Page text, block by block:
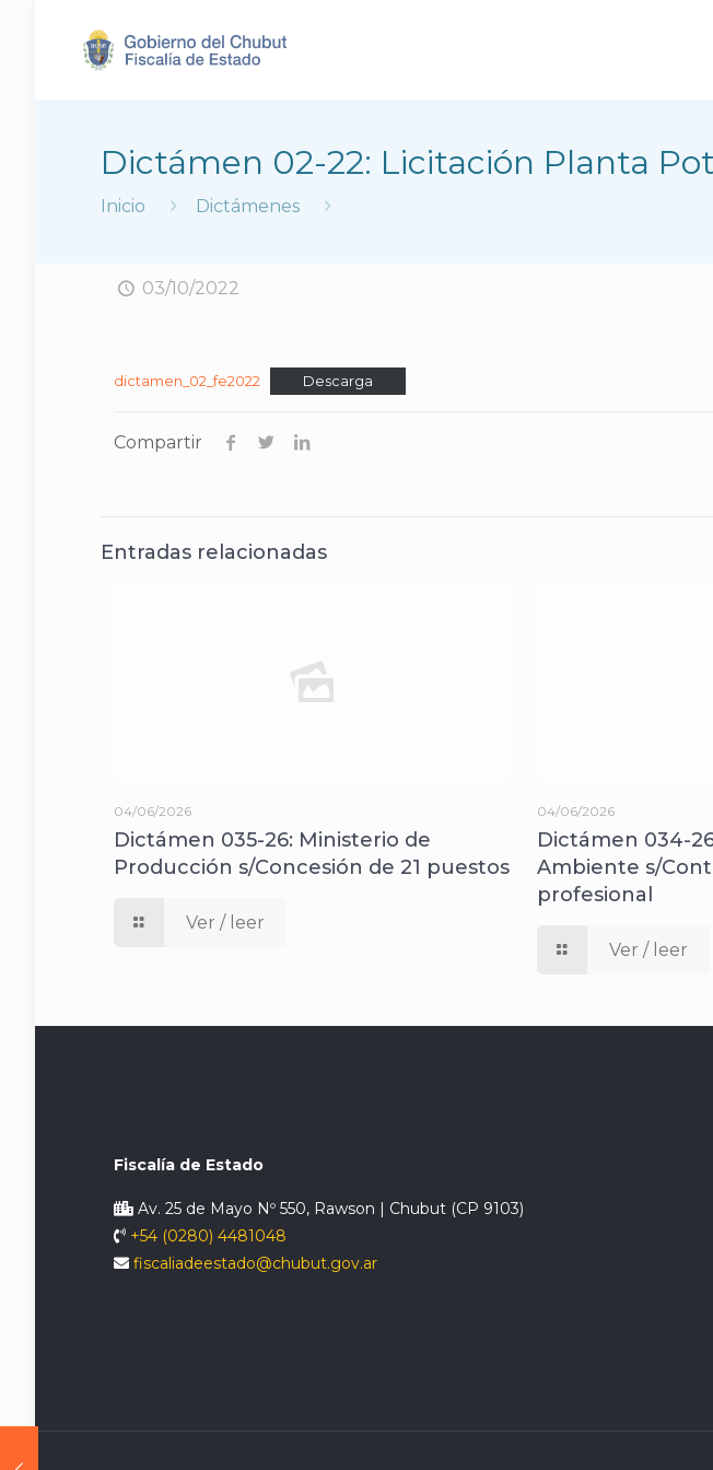
Dictámen 02-22: Licitación Planta
Inicio Dictámenes
03/10/2022
dictamen_02_fe2022 Descarga
Compartir
Entradas relacionadas
04/06/2026
Dictámen 035-26: Ministerio de
Producción s/Concesión de 21 puestos
Ver / leer
04/06/2026
Dictámen 034-
Ambiente s/
profesional
Ver / leer
Fiscalía de Estado
Av. 25 de Mayo Nº 550, Rawson | Chubut (CP 9103)
+54 (0280) 4481048
fiscaliadeestado@chubut.gov.ar